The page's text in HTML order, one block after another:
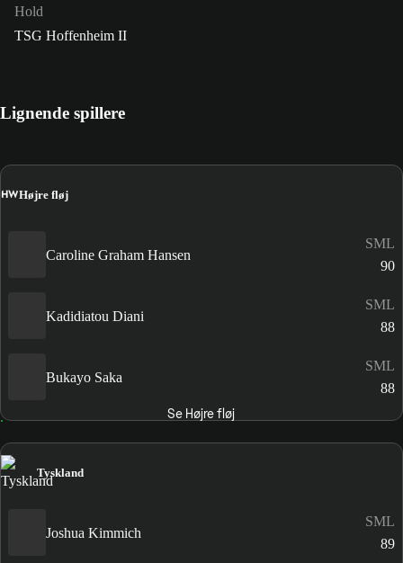
Hold
TSG Hoffenheim II
Lignende spillere
HWHøjre fløj
Caroline Graham Hansen
SML
90
Kadidiatou Diani
SML
88
Bukayo Saka
SML
88
Se Højre fløj
Tyskland
Joshua Kimmich
SML
89